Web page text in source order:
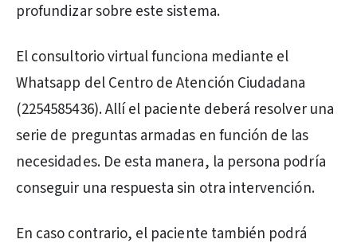
profundizar sobre este sistema.
El consultorio virtual funciona mediante el
Whatsapp del Centro de Atención Ciudadana
(2254585436). Allí el paciente deberá resolver una
serie de preguntas armadas en función de las
necesidades. De esta manera, la persona podría
conseguir una respuesta sin otra intervención.
En caso contrario, el paciente también podrá